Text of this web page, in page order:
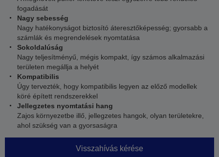
fogadását
Nagy sebesség
Nagy hatékonyságot biztosító áteresztőképesség; gyorsabb a
számlák és megrendelések nyomtatása
Sokoldalúság
Nagy teljesítményű, mégis kompakt, így számos alkalmazási
területen megállja a helyét
Kompatibilis
Úgy tervezték, hogy kompatibilis legyen az előző modellek
köré épített rendszerekkel
Jellegzetes nyomtatási hang
Zajos környezetbe illő, jellegzetes hangok, olyan területekre,
ahol szükség van a gyorsaságra
Visszahívás kérése